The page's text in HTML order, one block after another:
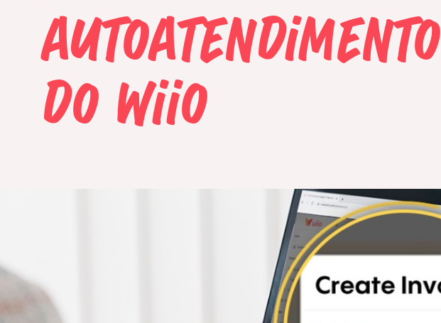
autoatendimento
do Wiio